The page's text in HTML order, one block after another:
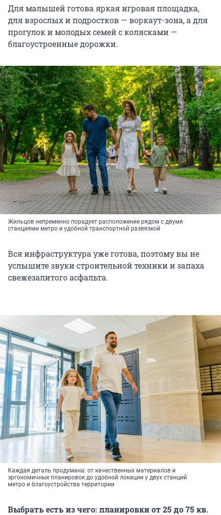
Для малышей готова яркая игровая площадка,
для взрослых и подростков — воркаут-зона, а для
прогулок и молодых семей с колясками —
благоустроенные дорожки.
Жильцов непременно порадует расположение рядом с двумя
станциями метро и удобной транспортной развязкой
Вся инфраструктура уже готова, поэтому вы не
услышите звуки строительной техники и запаха
свежезалитого асфальта.
Каждая деталь продумана: от качественных материалов и
эргономичных планировок до удобной локации у двух станций
метро и благоустройства территории
Выбрать есть из чего: планировки от 25 до 75 кв.